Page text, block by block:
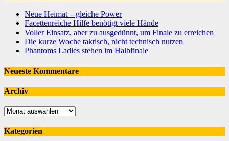
Neue Heimat – gleiche Power
Facettenreiche Hilfe benötigt viele Hände
Voller Einsatz, aber zu ausgedünnt, um Finale zu erreichen
Die kurze Woche taktisch, nicht technisch nutzen
Phantoms Ladies stehen im Halbfinale
Neueste Kommentare
Archiv
Archiv
Kategorien